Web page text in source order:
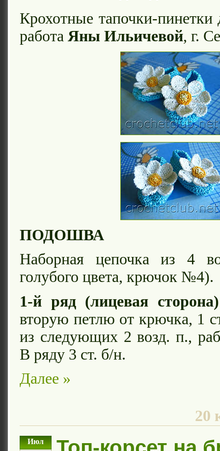
Крохотные тапочки-
работа Яны Ильичевой, г.
ПОДОШВА
Наборная цепочка из 4
голубого цвета, крючок №4).
1-й ряд (лицевая
вторую петлю от крючка, 1
из следующих 2 возд. п.,
В ряду 3 ст. б/н.
Далее »
20
Июл